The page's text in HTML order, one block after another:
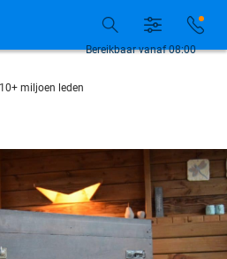
per week beschikbaar
10+ miljoen leden
per week beschikbaar
10+ miljoen leden
Bereikbaar vanaf 08:00